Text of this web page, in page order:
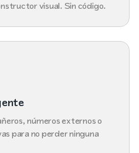
visual. Sin código.
números externos o
para no perder ninguna